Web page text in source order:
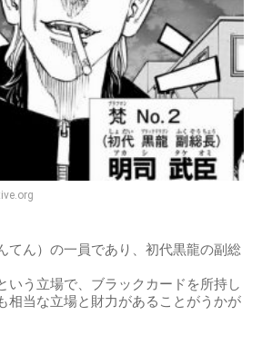
てん）の一員であり、初代黒龍の副総
いう立場で、ブラックカードを所持し
相当な立場と財力があることがうかが